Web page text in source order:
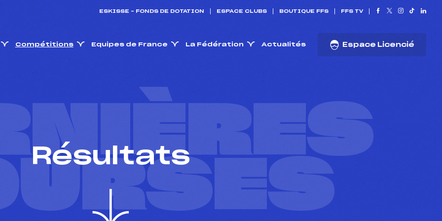
ESKISSE – FONDS DE DOTATION ESPACE CLUBS BOUTIQUE FFS FFS TV
Compétitions Equipes de France La Fédération Actualités Espace Licencié
Résultats